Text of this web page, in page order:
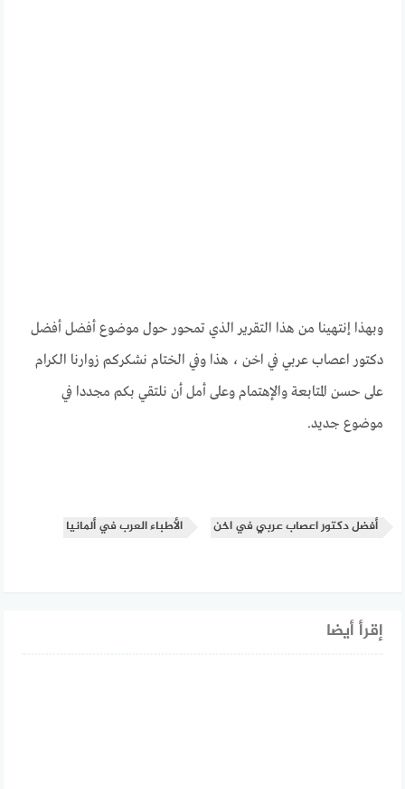
وبهذا إنتهينا من هذا التقرير الذي تمحور حول موضوع أفضل أفضل
دكتور اعصاب عربي في اخن ، هذا وفي الختام نشكركم زوارنا الكرام
على حسن المتابعة والإهتمام وعلى أمل أن نلتقي بكم مجددا في
موضوع جديد.
أفضل دكتور اعصاب عربي في اخن الأطباء العرب في ألمانيا
إقرأ أيضا